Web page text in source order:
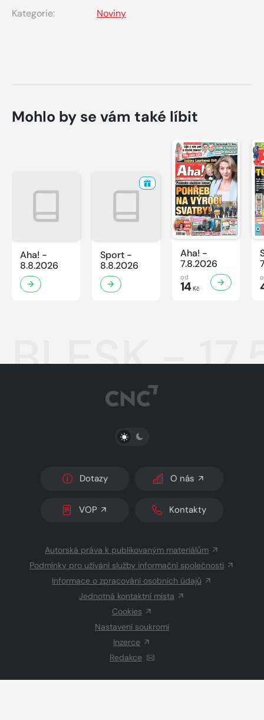
Kategorie:
Noviny
Mohlo by se vám také líbit
Aha! -
8.8.2026
Sport -
8.8.2026
Aha! -
7.8.2026
od
14Kč
BLESK -
PŘEPNOUT SVĚTLÝ/TMAVÝ REŽIM
Dotazy O nás
VOP Kontakty
Autorská práva k publikovaným materiálům
Podmínky pro užívání služby informační společnosti
Informace o zpracování osobních údajů
Jednotná kontaktní místa
Cookies
Nastavení soukromí
Inzerce
Redakce